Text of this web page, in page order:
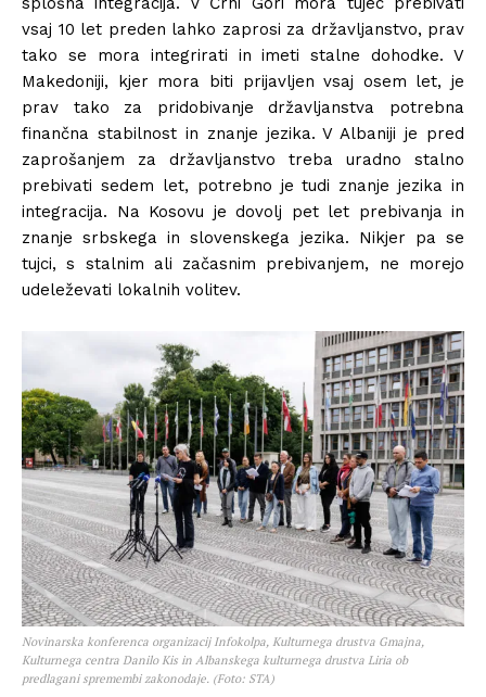
vsaj 10 let preden lahko zaprosi za državljanstvo, prav
tako se mora integrirati in imeti stalne dohodke. V
Makedoniji, kjer mora biti prijavljen vsaj osem let, je
prav tako za pridobivanje državljanstva potrebna
finančna stabilnost in znanje jezika. V Albaniji je pred
zaprošanjem za državljanstvo treba uradno stalno
prebivati sedem let, potrebno je tudi znanje jezika in
integracija. Na Kosovu je dovolj pet let prebivanja in
znanje srbskega in slovenskega jezika. Nikjer pa se
tujci, s stalnim ali začasnim prebivanjem, ne morejo
udeleževati lokalnih volitev.
Novinarska konferenca organizacij Infokolpa, Kulturnega drustva Gmajna,
Kulturnega centra Danilo Kis in Albanskega kulturnega drustva Liria ob
predlagani spremembi zakonodaje. (Foto: STA)